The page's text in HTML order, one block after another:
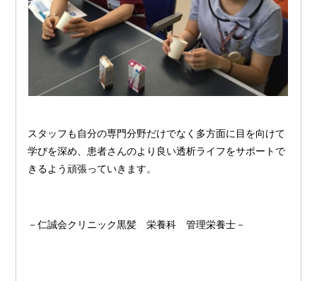
スタッフも自分の専門分野だけでなく多方面に目を向けて
学びを深め、患者さんのより良い透析ライフをサポートで
きるよう頑張っていきます。
－仁誠会クリニック黒髪 栄養科 管理栄養士－